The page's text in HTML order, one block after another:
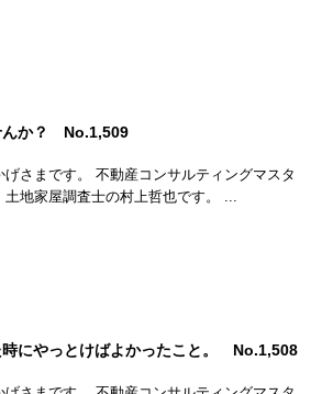
んか？ No.1,509
げさまです。 不動産コンサルティングマスタ
土地家屋調査士の村上哲也です。 ...
時にやっとけばよかったこと。 No.1,508